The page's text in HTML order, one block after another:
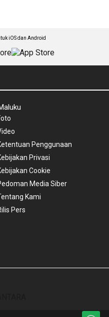
iOS dan Android
Penggunaan
Privasi
Cookie
Media Siber
Kami
Pers